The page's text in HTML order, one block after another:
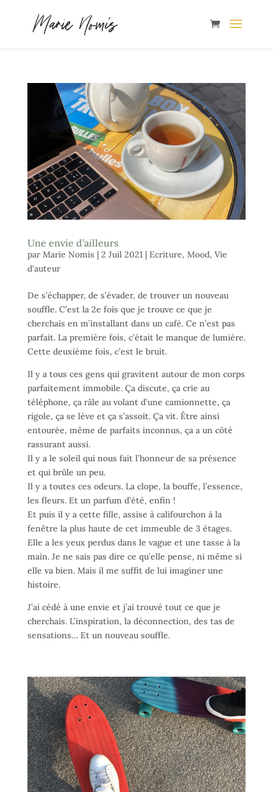
Une envie d’ailleurs
par Marie Nomis | 2 Juil 2021| Ecriture, Mood, Vie
d'auteur
De s’échapper, de s’évader, de trouver un nouveau
souffle. C’est la 2e fois que je trouve ce que je
cherchais en m’installant dans un café. Ce n’est pas
parfait. La première fois, c’était le manque de lumière.
Cette deuxième fois, c’est le bruit.
Il y a tous ces gens qui gravitent autour de mon corps
parfaitement immobile. Ça discute, ça crie au
téléphone, ça râle au volant d’une camionnette, ça
rigole, ça se lève et ça s’assoit. Ça vit. Être ainsi
entourée, même de parfaits inconnus, ça a un côté
rassurant aussi.
Il y a le soleil qui nous fait l’honneur de sa présence
et qui brûle un peu.
Il y a toutes ces odeurs. La clope, la bouffe, l’essence,
les fleurs. Et un parfum d’été, enfin !
Et puis il y a cette fille, assise à califourchon à la
fenêtre la plus haute de cet immeuble de 3 étages.
Elle a les yeux perdus dans le vague et une tasse à la
main. Je ne sais pas dire ce qu’elle pense, ni même si
elle va bien. Mais il me suffit de lui imaginer une
histoire.
J’ai cédé à une envie et j’ai trouvé tout ce que je
cherchais. L’inspiration, la déconnection, des tas de
sensations… Et un nouveau souffle.